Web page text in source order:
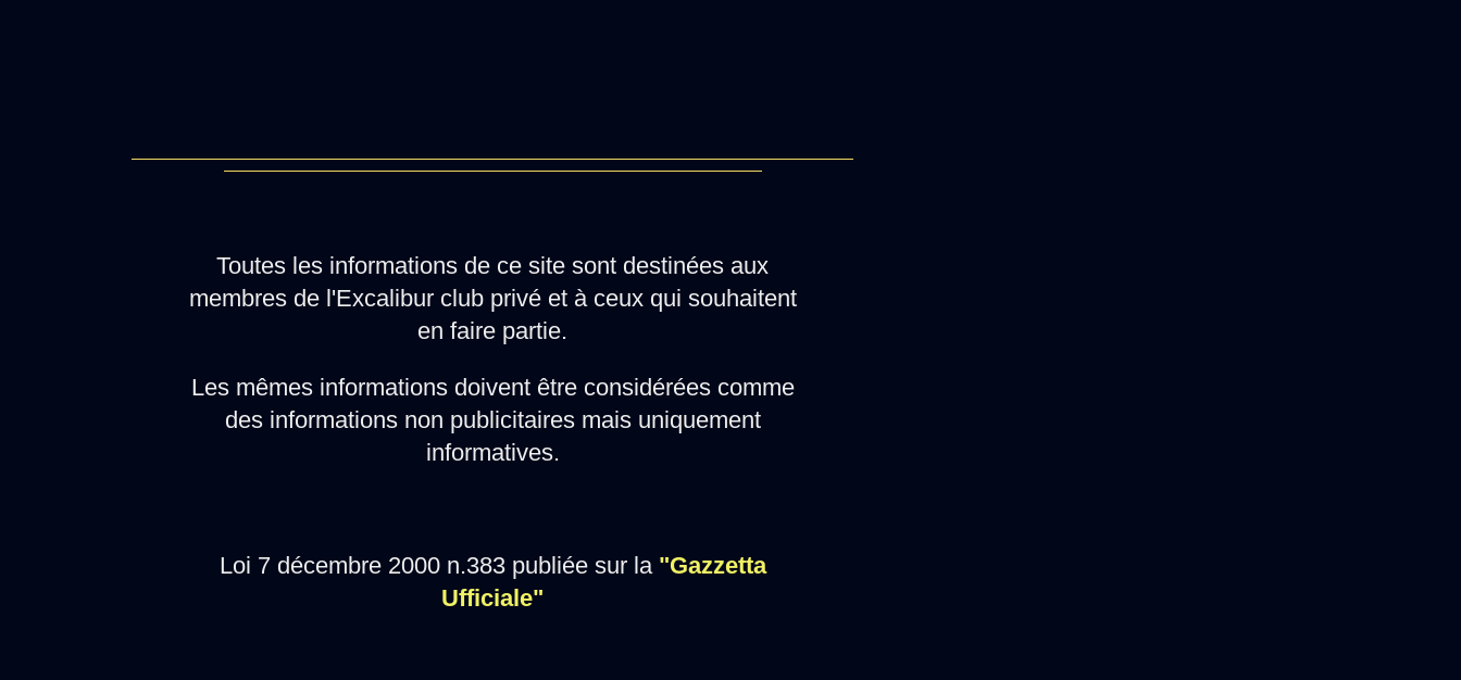
Toutes les informations de ce site sont destinées aux
membres de l'Excalibur club privé et à ceux qui souhaitent
en faire partie.
Les mêmes informations doivent être considérées comme
des informations non publicitaires mais uniquement
informatives.
Loi 7 décembre 2000 n.383 publiée sur la "Gazzetta
Ufficiale"